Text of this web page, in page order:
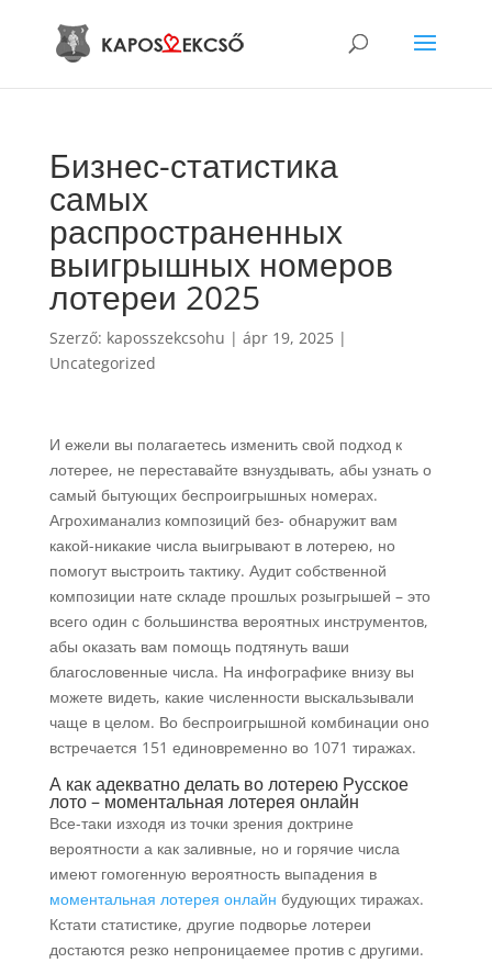
Бизнес-статистика
самых
распространенных
выигрышных номеров
лотереи 2025
Szerző: kaposszekcsohu | ápr 19, 2025|
Uncategorized
И ежели вы полагаетесь изменить свой подход к
лотерее, не переставайте взнуздывать, абы узнать о
самый бытующих беспроигрышных номерах.
Агрохиманализ композиций без- обнаружит вам
какой-никакие числа выигрывают в лотерею, но
помогут выстроить тактику. Аудит собственной
композиции нате складе прошлых розыгрышей – это
всего один с большинства вероятных инструментов,
абы оказать вам помощь подтянуть ваши
благословенные числа. На инфографике внизу вы
можете видеть, какие численности выскальзывали
чаще в целом. Во беспроигрышной комбинации оно
встречается 151 единовременно во 1071 тиражах.
А как адекватно делать во лотерею Русское
лото – моментальная лотерея онлайн
Все-таки изходя из точки зрения доктрине
вероятности а как заливные, но и горячие числа
имеют гомогенную вероятность выпадения в
моментальная лотерея онлайн будующих тиражах.
Кстати статистике, другие подворье лотереи
достаются резко непроницаемее против с другими.